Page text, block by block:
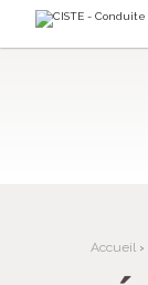
au
contenu.
personnels
Accueil ›